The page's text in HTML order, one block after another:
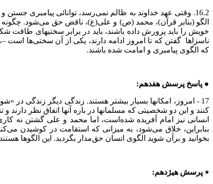
16.2. وقتی عهد خداوند به ظالم نمی‌رسد، توانائی پیامبری
الگو (بنابر قرآن)، محمد (ص) و علی(ع)، ناقض حق می‌شود.
خویش را باید پرورش داده باشند، باید در برابر سختیهای
ناسزاها گفتن که تا امروز ادامه دارند، یکی از آن سختی‌ها
که الگوی پیامبری و امامت شده باشند.
● پاسخ پرسش هفدهم:
17 - امروز، امکانها بسیار بیشتر هستند. زندگی دیگر زندگی
کنند و این دو شخصیتی که مسلمانها در باره آنها اتفاق نظر
انسانی نیز امام آفریده شده‌است، اما محمد و علی گشتن نه
بنابراین، خلاق می‌شود، به میزانی که استقامت در کوشیدن
بخوانید و برآن شوید الگوی انسان حق‌مدار بگردید. این الگو‌ها
٭ پرسش هیژدهم: